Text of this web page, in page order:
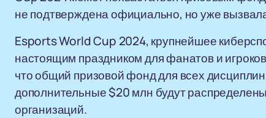
не подтверждена официально, но уже
Esports World Cup 2024, крупнейшее
настоящим праздником для фанатов и
что общий призовой фонд для всех
дополнительные $20 млн будут
организаций.